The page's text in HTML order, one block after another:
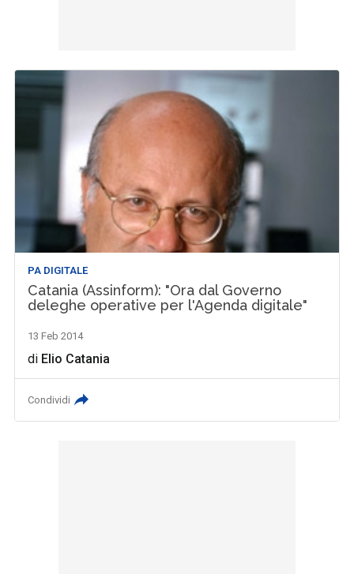
PA DIGITALE
Catania (Assinform): "Ora dal Governo
deleghe operative per l'Agenda digitale"
13 Feb 2014
di Elio Catania
Condividi